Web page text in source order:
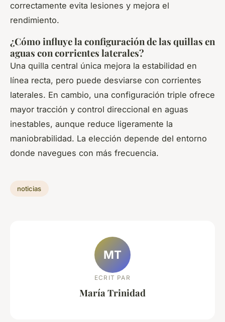
correctamente evita lesiones y mejora el
rendimiento.
¿Cómo influye la configuración de las quillas en
aguas con corrientes laterales?
Una quilla central única mejora la estabilidad en
línea recta, pero puede desviarse con corrientes
laterales. En cambio, una configuración triple ofrece
mayor tracción y control direccional en aguas
inestables, aunque reduce ligeramente la
maniobrabilidad. La elección depende del entorno
donde navegues con más frecuencia.
noticias
MT
ECRIT PAR
María Trinidad